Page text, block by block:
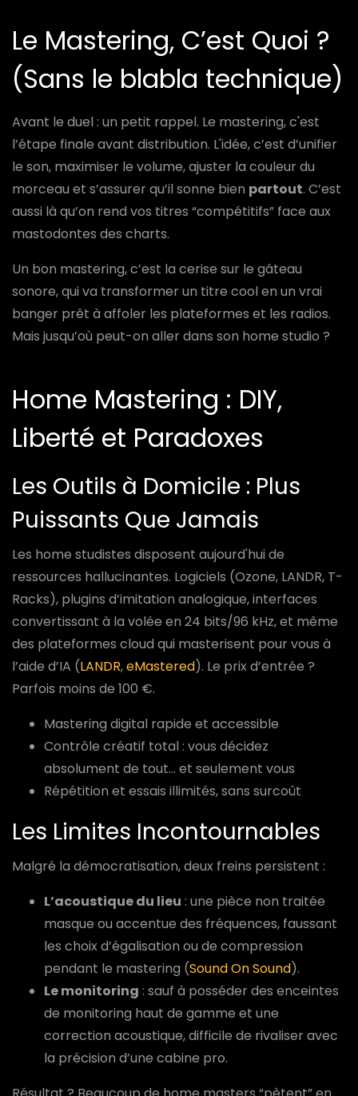
Le Mastering, C’est Quoi ?
(Sans le blabla technique)
Avant le duel : un petit rappel. Le mastering, c'est
l’étape finale avant distribution. L'idée, c’est d’unifier
le son, maximiser le volume, ajuster la couleur du
morceau et s’assurer qu’il sonne bien partout. C’est
aussi là qu’on rend vos titres “compétitifs” face aux
mastodontes des charts.
Un bon mastering, c’est la cerise sur le gâteau
sonore, qui va transformer un titre cool en un vrai
banger prêt à affoler les plateformes et les radios.
Mais jusqu’où peut-on aller dans son home studio ?
Home Mastering : DIY,
Liberté et Paradoxes
Les Outils à Domicile : Plus
Puissants Que Jamais
Les home studistes disposent aujourd'hui de
ressources hallucinantes. Logiciels (Ozone, LANDR, T-
Racks), plugins d’imitation analogique, interfaces
convertissant à la volée en 24 bits/96 kHz, et même
des plateformes cloud qui masterisent pour vous à
l’aide d’IA (LANDR,eMastered). Le prix d’entrée ?
Parfois moins de 100 €.
Mastering digital rapide et accessible
Contrôle créatif total : vous décidez
absolument de tout… et seulement vous
Répétition et essais illimités, sans surcoût
Les Limites Incontournables
Malgré la démocratisation, deux freins persistent :
L’acoustique du lieu : une pièce non traitée
masque ou accentue des fréquences, faussant
les choix d’égalisation ou de compression
pendant le mastering (Sound On Sound).
Le monitoring : sauf à posséder des enceintes
de monitoring haut de gamme et une
correction acoustique, difficile de rivaliser avec
la précision d’une cabine pro.